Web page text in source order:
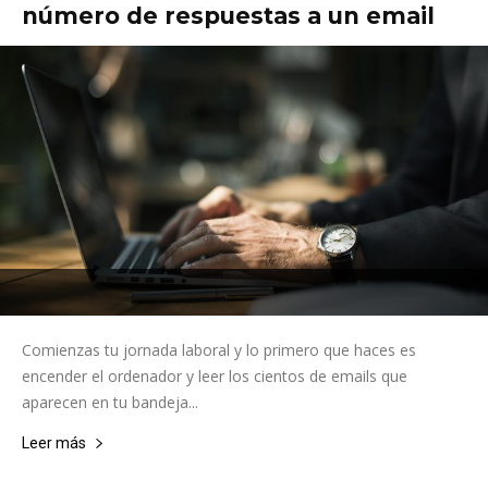
número de respuestas a un email
Comienzas tu jornada laboral y lo primero que haces es
encender el ordenador y leer los cientos de emails que
aparecen en tu bandeja...
Leer más